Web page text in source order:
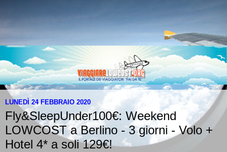
LUNEDÌ 24 FEBBRAIO 2020
Fly&SleepUnder100€: Weekend
LOWCOST a Berlino - 3 giorni - Volo +
Hotel 4* a soli 129€!